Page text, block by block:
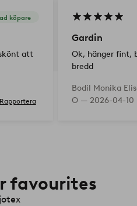
köpare
att
Rapportera
Gardin
Ok, hänger fint,
bredd
Bodil Monika
O — 2026-04-10
favourites